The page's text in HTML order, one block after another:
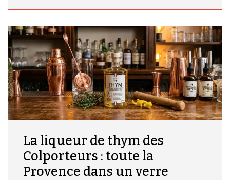
La liqueur de thym des
Colporteurs : toute la
Provence dans un verre